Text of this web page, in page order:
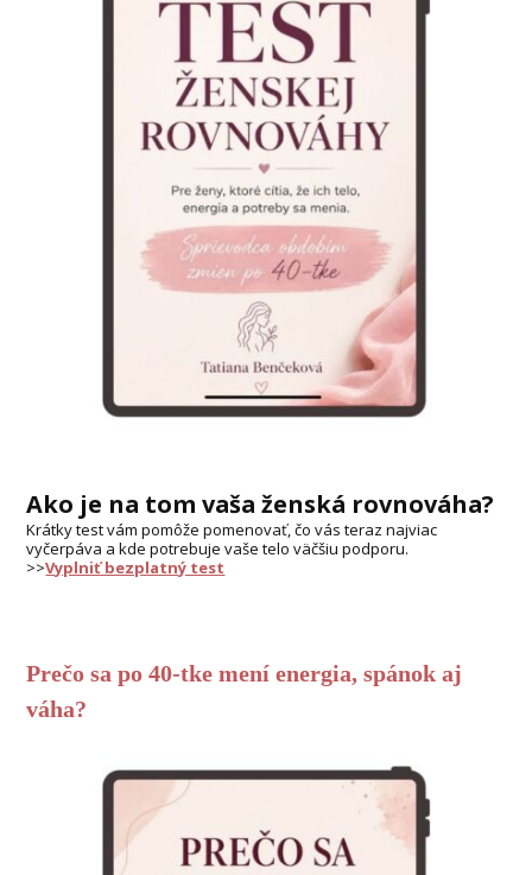
Ako je na tom vaša ženská rovnováha?
Krátky test vám pomôže pomenovať, čo vás teraz najviac
vyčerpáva a kde potrebuje vaše telo väčšiu podporu.
>>Vyplniť bezplatný test
Prečo sa po 40-tke mení energia, spánok aj
váha?